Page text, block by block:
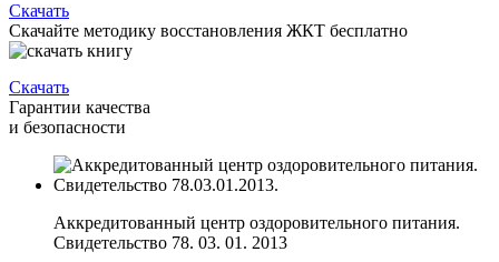
Скачать
Скачайте методику восстановления ЖКТ бесплатно
Скачать
Гарантии качества
и безопасности
Аккредитованный центр оздоровительного питания.
Свидетельство 78. 03. 01. 2013